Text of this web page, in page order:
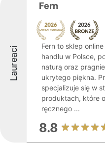
Laureaci
Fern
Fern to sklep
handlu w Polsce,
naturą oraz
ukrytego piękna.
specjalizuje się w
produktach, które
ręcznego ...
8.8